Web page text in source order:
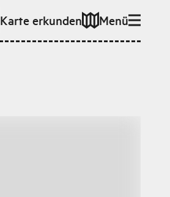
Karte erkunden Menü